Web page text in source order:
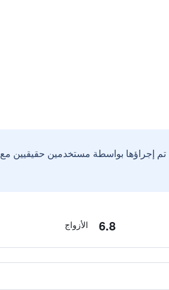
إجراؤها بواسطة مستخدمين حقيقيين مع
6.8 الأزواج